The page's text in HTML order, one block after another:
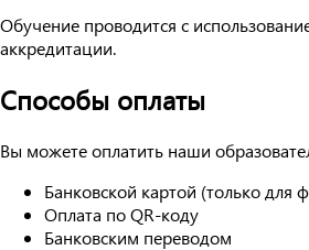
Обучение проводится с
аккредитации.
Способы оплаты
Вы можете оплатить наши
Банковской картой (только для
Оплата по QR-коду
Банковским переводом